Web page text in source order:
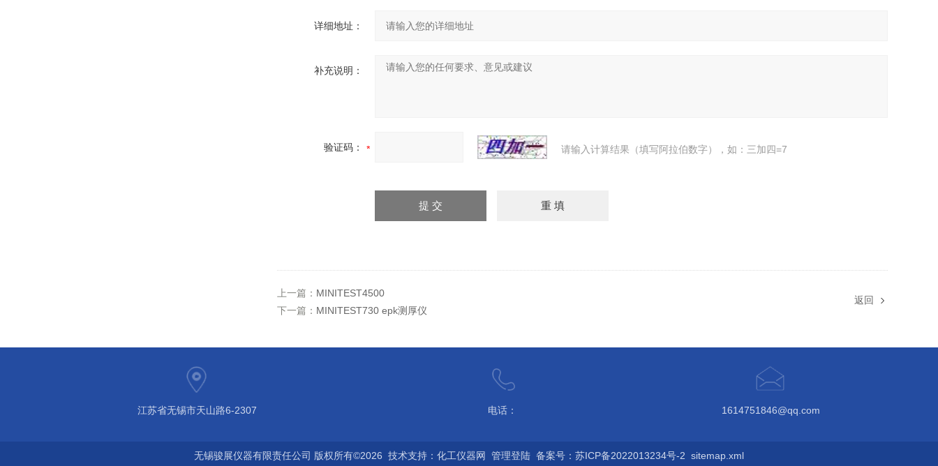
详细地址：
补充说明：
验证码： 请输入计算结果（填写阿拉伯数字），如：三加四=7
上一篇： MINITEST4500
下一篇： MINITEST730 epk测厚仪
返回
江苏省无锡市天山路6-2307 电话： 1614751846@qq.com
无锡骏展仪器有限责任公司 版权所有©2026 技术支持： 化工仪器网 管理登陆 备案号：苏ICP备2022013234号-2 sitemap.xml